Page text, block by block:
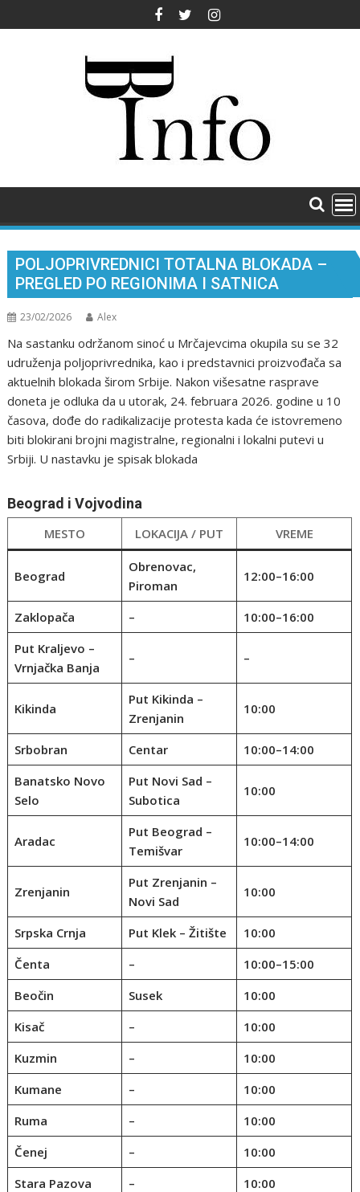
to
POLJOPRIVREDNICI TOTALNA BLOKADA –
PREGLED PO REGIONIMA I SATNICA
23/02/2026 Alex
Na sastanku održanom sinoć u Mrčajevcima okupila su se 32
udruženja poljoprivrednika, kao i predstavnici proizvođača sa
aktuelnih blokada širom Srbije. Nakon višesatne rasprave
doneta je odluka da u utorak, 24. februara 2026. godine u 10
časova, dođe do radikalizacije protesta kada će istovremeno
biti blokirani brojni magistralne, regionalni i lokalni putevi u
Srbiji. U nastavku je spisak blokada
Beograd i Vojvodina
MESTO LOKACIJA / PUT VREME
Beograd
Obrenovac,
Piroman
12:00–16:00
Zaklopača –
10:00–16:00
Put Kraljevo –
Vrnjačka Banja
– –
Kikinda
Put Kikinda –
Zrenjanin
10:00
Srbobran Centar
10:00–14:00
Banatsko Novo
Selo
Put Novi Sad –
Subotica
10:00
Aradac
Put Beograd –
Temišvar
10:00–14:00
Zrenjanin
Put Zrenjanin –
Novi Sad
10:00
Srpska Crnja Put Klek – Žitište
10:00
Čenta
–
10:00–15:00
Beočin
Susek
10:00
Kisač
–
10:00
Kuzmin
–
10:00
Kumane
–
10:00
Ruma
–
10:00
Čenej
–
10:00
Stara Pazova
–
10:00